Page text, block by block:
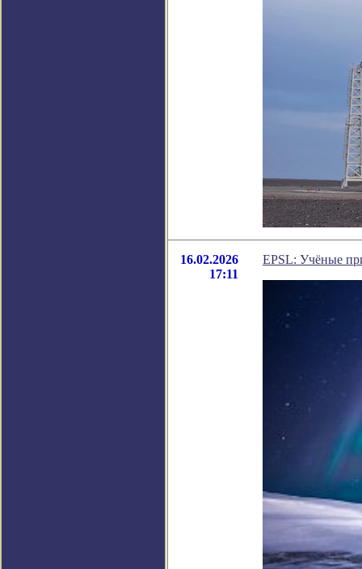
16.02.2026
17:11
EPSL: Учёные